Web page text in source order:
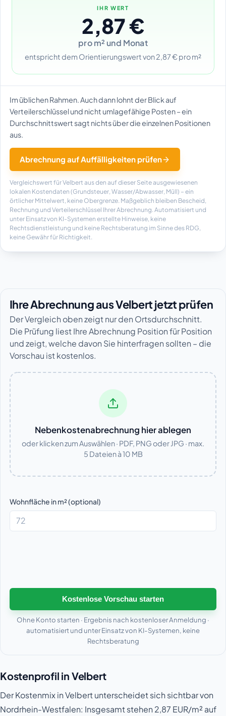
IHR WERT
2,87 €
pro m² und Monat
entspricht dem Orientierungswert von 2,87 € pro m²
Im üblichen Rahmen. Auch dann lohnt der Blick auf
Verteilerschlüssel und nicht umlagefähige Posten – ein
Durchschnittswert sagt nichts über die einzelnen Positionen
aus.
Abrechnung auf Auffälligkeiten prüfen
Vergleichswert für Velbert aus den auf dieser Seite ausgewiesenen
lokalen Kostendaten (Grundsteuer, Wasser/Abwasser, Müll) – ein
örtlicher Mittelwert, keine Obergrenze. Maßgeblich bleiben Bescheid,
Rechnung und Verteilerschlüssel Ihrer Abrechnung. Automatisiert und
unter Einsatz von KI-Systemen erstellte Hinweise, keine
Rechtsdienstleistung und keine Rechtsberatung im Sinne des RDG,
keine Gewähr für Richtigkeit.
Ihre Abrechnung aus Velbert jetzt prüfen
Der Vergleich oben zeigt nur den Ortsdurchschnitt.
Die Prüfung liest Ihre Abrechnung Position für Position
und zeigt, welche davon Sie hinterfragen sollten – die
Vorschau ist kostenlos.
Nebenkostenabrechnung hier ablegen
oder klicken zum Auswählen · PDF, PNG oder JPG · max.
5 Dateien à 10 MB
Wohnfläche in m² (optional)
Kostenlose Vorschau starten
Ohne Konto starten · Ergebnis nach kostenloser Anmeldung ·
automatisiert und unter Einsatz von KI-Systemen, keine
Rechtsberatung
Kostenprofil in Velbert
Der Kostenmix in Velbert unterscheidet sich sichtbar von
Nordrhein-Westfalen: Insgesamt stehen 2,87 EUR/m² auf